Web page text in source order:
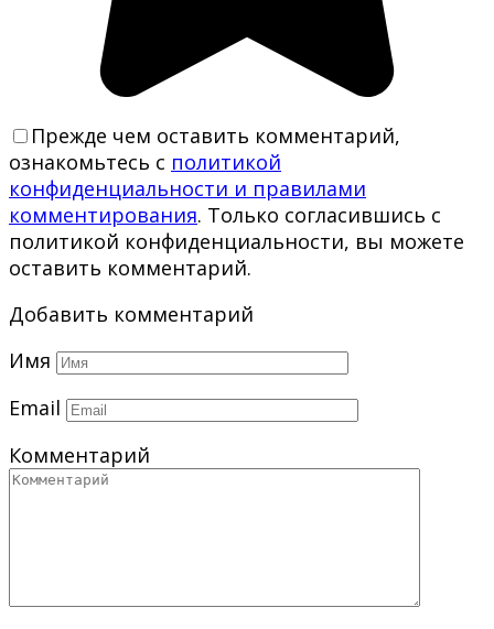
Прежде чем оставить комментарий,
ознакомьтесь с политикой
конфиденциальности и правилами
комментирования. Только согласившись с
политикой конфиденциальности, вы можете
оставить комментарий.
Добавить комментарий
Имя
Email
Комментарий